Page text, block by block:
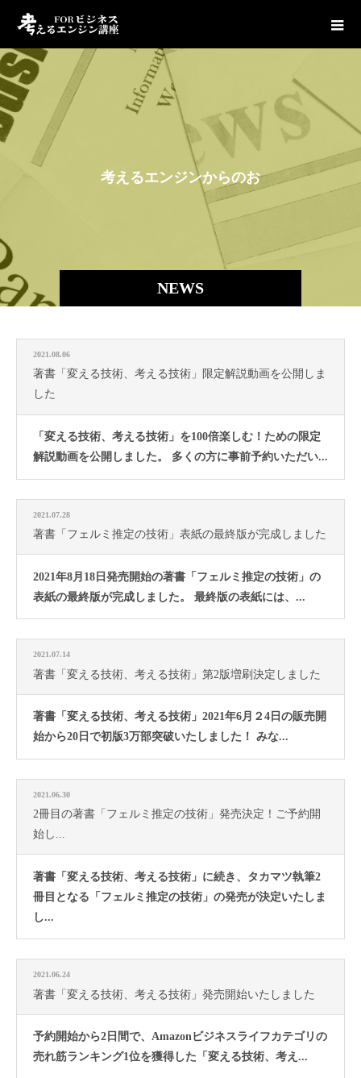
NEWS
える エンジンからのお知ら
2021.08.06
著書「変える技術、考える技術」限定解説動画を公開しま
した
「変える技術、考える技術」を100倍楽しむ！ための限定
解説動画を公開しました。 多くの方に事前予約いただい...
2021.07.28
著書「フェルミ推定の技術」表紙の最終版が完成しました
2021年8月18日発売開始の著書「フェルミ推定の技術」の
表紙の最終版が完成しました。 最終版の表紙には、...
2021.07.14
著書「変える技術、考える技術」第2版増刷決定しました
著書「変える技術、考える技術」2021年6月２4日の販売開
始から20日で初版3万部突破いたしました！ みな...
2021.06.30
2冊目の著書「フェルミ推定の技術」発売決定！ご予約開
始し...
著書「変える技術、考える技術」に続き、タカマツ執筆2
冊目となる「フェルミ推定の技術」の発売が決定いたしま
し...
2021.06.24
著書「変える技術、考える技術」発売開始いたしました
予約開始から2日間で、Amazonビジネスライフカテゴリの
売れ筋ランキング1位を獲得した「変える技術、考え...